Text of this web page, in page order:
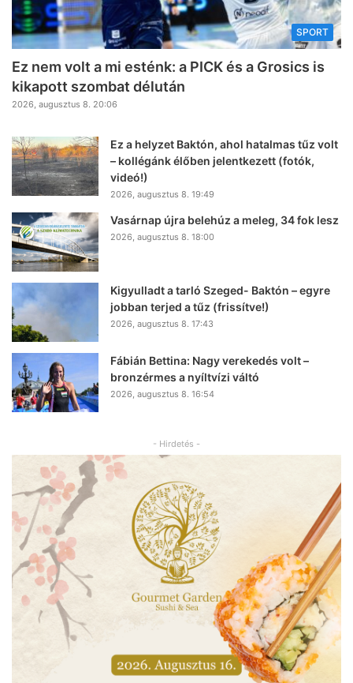
SPORT
Ez nem volt a mi esténk: a PICK és a Grosics is
kikapott szombat délután
2026, augusztus 8. 20:06
Ez a helyzet Baktón, ahol hatalmas tűz volt
– kollégánk élőben jelentkezett (fotók,
videó!)
2026, augusztus 8. 19:49
Vasárnap újra belehúz a meleg, 34 fok lesz
2026, augusztus 8. 18:00
Kigyulladt a tarló Szeged- Baktón – egyre
jobban terjed a tűz (frissítve!)
2026, augusztus 8. 17:43
Fábián Bettina: Nagy verekedés volt –
bronzérmes a nyíltvízi váltó
2026, augusztus 8. 16:54
- Hirdetés -